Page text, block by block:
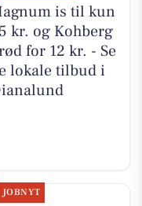
is til kun
kr. og Kohberg
for 12 kr. - Se
lokale tilbud i
JOBNYT